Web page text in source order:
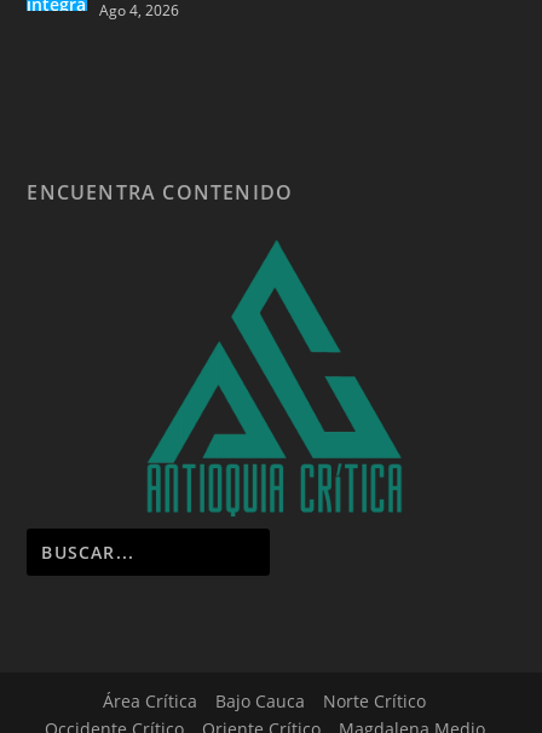
Ago 4, 2026
ENCUENTRA CONTENIDO
Área Crítica Bajo Cauca
Norte Crítico